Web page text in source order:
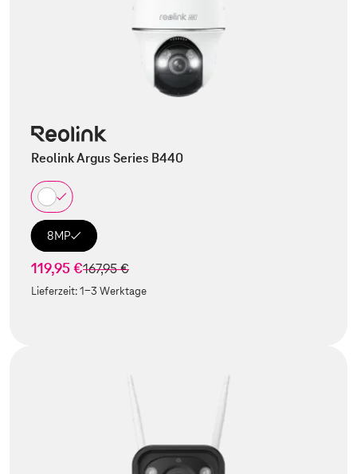
Reolink Argus Series B440
8MP
119,95 €statt
167,95 €
Lieferzeit:1-3 Werktage